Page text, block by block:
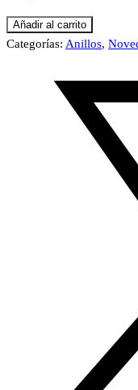
Anillo
de
Añadir al carrito
Categorías: Anillos,